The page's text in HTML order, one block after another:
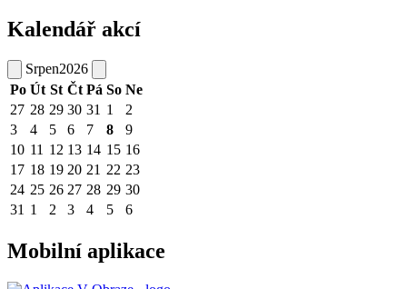
Kalendář akcí
Srpen2026
Po Út St Čt Pá So Ne
27 28 29 30 31 1
2
3
4 5 6 7 8
9
10 11 12 13 14 15 16
17 18 19 20 21 22 23
24 25 26 27 28 29 30
31 1 2 3 4 5 6
Mobilní aplikace